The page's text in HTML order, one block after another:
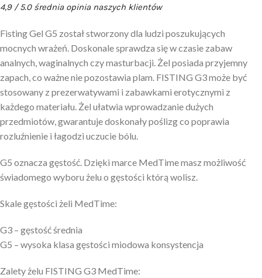
4,9 / 5.0 średnia opinia naszych klientów
Fisting Gel G5 został stworzony dla ludzi poszukujących
mocnych wrażeń. Doskonale sprawdza się w czasie zabaw
analnych, waginalnych czy masturbacji. Żel posiada przyjemny
zapach, co ważne nie pozostawia plam. FISTING G3 może być
stosowany z prezerwatywami i zabawkami erotycznymi z
każdego materiału. Żel ułatwia wprowadzanie dużych
przedmiotów, gwarantuje doskonały poślizg co poprawia
rozluźnienie i łagodzi uczucie bólu.
G5 oznacza gęstość. Dzięki marce MedTime masz możliwość
świadomego wyboru żelu o gęstości którą wolisz.
Skale gęstości żeli MedTime:
G3 – gęstość średnia
G5 – wysoka klasa gęstości miodowa konsystencja
Zalety żelu FISTING G3 MedTime: